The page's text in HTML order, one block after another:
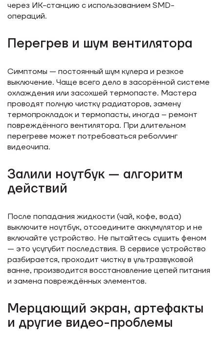
через ИК-станцию с использованием SMD-
операций.
Перегрев и шум вентилятора
Симптомы — постоянный шум кулера и резкое
выключение. Чаще всего дело в засорённой системе
охлаждения или засохшей термопасте. Мастера
проводят полную чистку радиаторов, замену
термопрокладок и термопасты, иногда – ремонт
повреждённого вентилятора. При длительном
перегреве может потребоваться реболлинг
видеочипа.
Залили ноутбук — алгоритм
действий
После попадания жидкости (чай, кофе, вода)
выключите ноутбук, отсоедините аккумулятор и не
включайте устройство. Не пытайтесь сушить феном
— это усугубит последствия. В сервисе устройство
разбирается, проходит чистку в ультразвуковой
ванне, производится восстановление цепей питания
и замена повреждённых элементов.
Мерцающий экран, артефакты
и другие видео-проблемы